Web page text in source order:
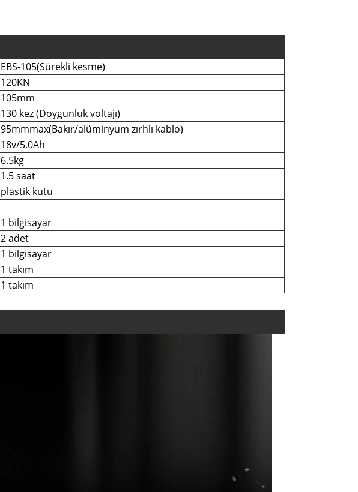
EBS-105(Sürekli kesme)
120KN
105mm
130 kez (Doygunluk voltajı)
95mmmax(Bakır/alüminyum zırhlı kablo)
18v/5.0Ah
6.5kg
1.5 saat
plastik kutu
1 bilgisayar
2 adet
1 bilgisayar
1 takım
1 takım